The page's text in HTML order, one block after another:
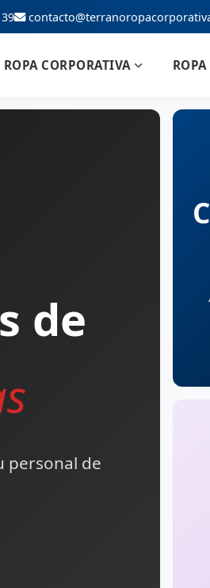
ROPA CORPORATIVA
de
personal de